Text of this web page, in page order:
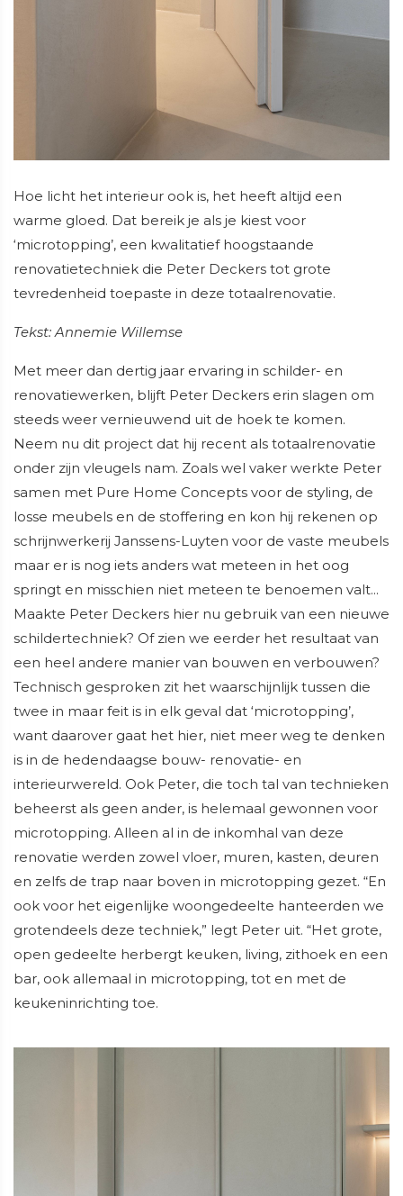
Hoe licht het interieur ook is, het heeft altijd een
warme gloed. Dat bereik je als je kiest voor
‘microtopping’, een kwalitatief hoogstaande
renovatietechniek die Peter Deckers tot grote
tevredenheid toepaste in deze totaalrenovatie.
Tekst: Annemie Willemse
Met meer dan dertig jaar ervaring in schilder- en
renovatiewerken, blijft Peter Deckers erin slagen om
steeds weer vernieuwend uit de hoek te komen.
Neem nu dit project dat hij recent als totaalrenovatie
onder zijn vleugels nam. Zoals wel vaker werkte Peter
samen met Pure Home Concepts voor de styling, de
losse meubels en de stoffering en kon hij rekenen op
schrijnwerkerij Janssens-Luyten voor de vaste meubels
maar er is nog iets anders wat meteen in het oog
springt en misschien niet meteen te benoemen valt…
Maakte Peter Deckers hier nu gebruik van een nieuwe
schildertechniek? Of zien we eerder het resultaat van
een heel andere manier van bouwen en verbouwen?
Technisch gesproken zit het waarschijnlijk tussen die
twee in maar feit is in elk geval dat ‘microtopping’,
want daarover gaat het hier, niet meer weg te denken
is in de hedendaagse bouw- renovatie- en
interieurwereld. Ook Peter, die toch tal van technieken
beheerst als geen ander, is helemaal gewonnen voor
microtopping. Alleen al in de inkomhal van deze
renovatie werden zowel vloer, muren, kasten, deuren
en zelfs de trap naar boven in microtopping gezet. “En
ook voor het eigenlijke woongedeelte hanteerden we
grotendeels deze techniek,” legt Peter uit. “Het grote,
open gedeelte herbergt keuken, living, zithoek en een
bar, ook allemaal in microtopping, tot en met de
keukeninrichting toe.